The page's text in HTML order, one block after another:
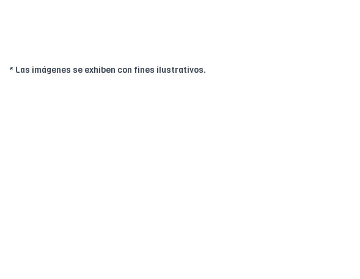
* Las imágenes se exhiben con fines ilustrativos.